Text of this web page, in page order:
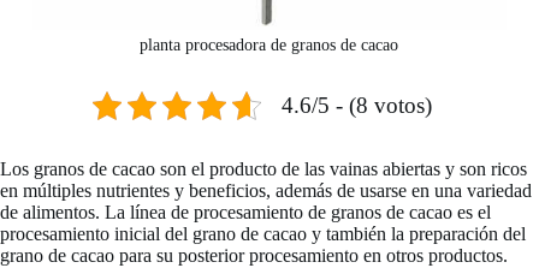
planta procesadora de granos de cacao
4.6/5 - (8 votos)
Los granos de cacao son el producto de las vainas abiertas y son ricos
en múltiples nutrientes y beneficios, además de usarse en una variedad
de alimentos. La línea de procesamiento de granos de cacao es el
procesamiento inicial del grano de cacao y también la preparación del
grano de cacao para su posterior procesamiento en otros productos.